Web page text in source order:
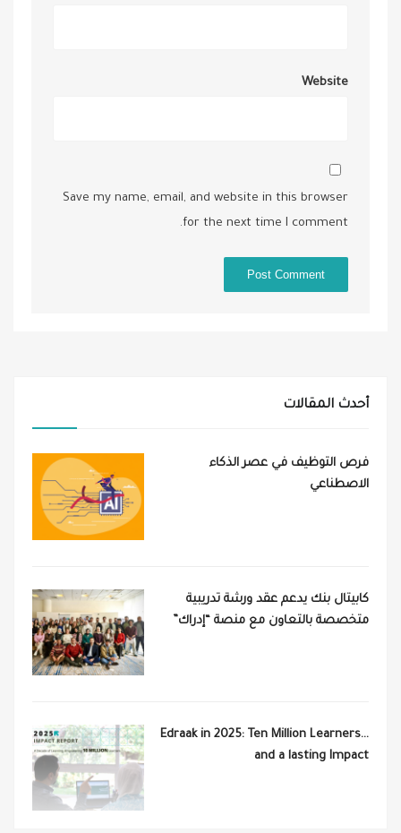
Website
Save my name, email, and website in this browser
for the next time I comment.
أحدث المقالات
فرص التوظيف في عصر الذكاء
الاصطناعي
كابيتال بنك يدعم عقد ورشة تدريبية
متخصصة بالتعاون مع منصة “إدراك”
Edraak in 2025: Ten Million Learners…
and a lasting Impact